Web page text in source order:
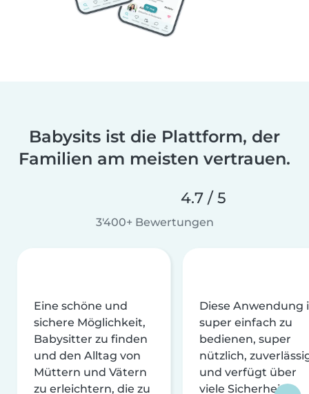
Babysits ist die Plattform, der
Familien am meisten vertrauen.
4.7 / 5
3'400+ Bewertungen
Eine schöne und
sichere Möglichkeit,
Babysitter zu finden
und den Alltag von
Müttern und Vätern
zu erleichtern, die zu
Diese Anwendung
super einfach zu
bedienen, super
nützlich,
und verfügt über
viele Sicherheits-